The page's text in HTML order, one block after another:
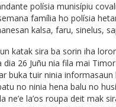
polísia munisípiu
família ho polísia
kalsa, faru, sinelus,
katak sira ba sorin iha
dia 26 Juñu nia fila mai
buka tuir ninia
no ninia hena balu no
ne’e la’os roupa deit mak